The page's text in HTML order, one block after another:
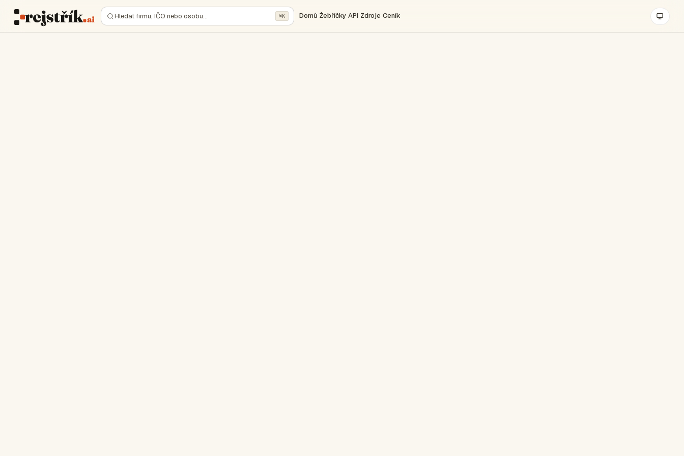
Hledat firmu, IČO nebo osobu… ⌘K Domů Žebříčky API Zdroje Ceník